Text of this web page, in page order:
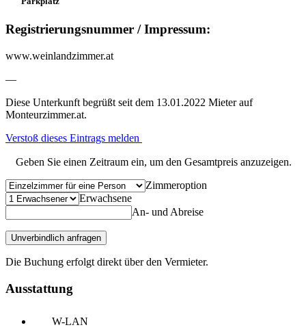
Registrierungsnummer / Impressum:
www.weinlandzimmer.at
—
Diese Unterkunft begrüßt seit dem 13.01.2022 Mieter auf
Monteurzimmer.at.
Verstoß dieses Eintrags melden
Geben Sie einen Zeitraum ein, um den Gesamtpreis anzuzeigen.
Zimmeroption
Erwachsene
An- und Abreise
Unverbindlich anfragen
Die Buchung erfolgt direkt über den Vermieter.
Ausstattung
W-LAN